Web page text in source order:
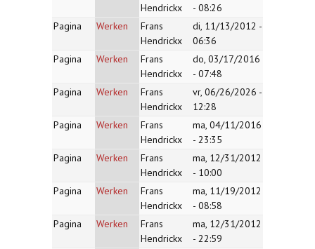
Hendrickx
- 08:26
Pagina
Werken
Frans
Hendrickx
di, 11/13/2012 -
06:36
Pagina
Werken
Frans
Hendrickx
do, 03/17/2016
- 07:48
Pagina
Werken
Frans
Hendrickx
vr, 06/26/2026 -
12:28
Pagina
Werken
Frans
Hendrickx
ma, 04/11/2016
- 23:35
Pagina
Werken
Frans
Hendrickx
ma, 12/31/2012
- 10:00
Pagina
Werken
Frans
Hendrickx
ma, 11/19/2012
- 08:58
Pagina
Werken
Frans
Hendrickx
ma, 12/31/2012
- 22:59